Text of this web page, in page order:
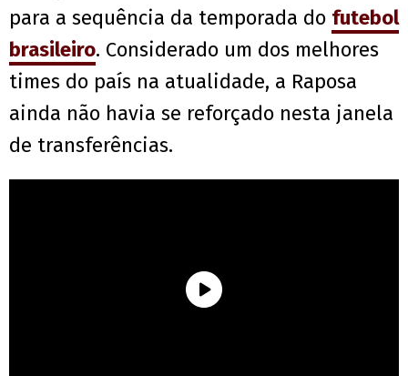
para a sequência da temporada do futebol
brasileiro. Considerado um dos melhores
times do país na atualidade, a Raposa
ainda não havia se reforçado nesta janela
de transferências.